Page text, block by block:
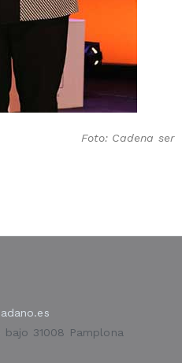
Foto: Cadena ser
bajo 31008 Pamplona